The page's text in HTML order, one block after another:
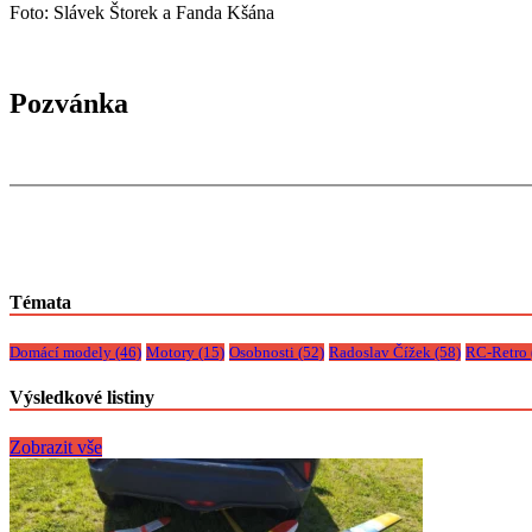
Foto: Slávek Štorek a Fanda Kšána
Pozvánka
Témata
Domácí modely (46) Motory (15) Osobnosti (52) Radoslav Čížek (58) RC-Retro
Výsledkové listiny
Zobrazit vše